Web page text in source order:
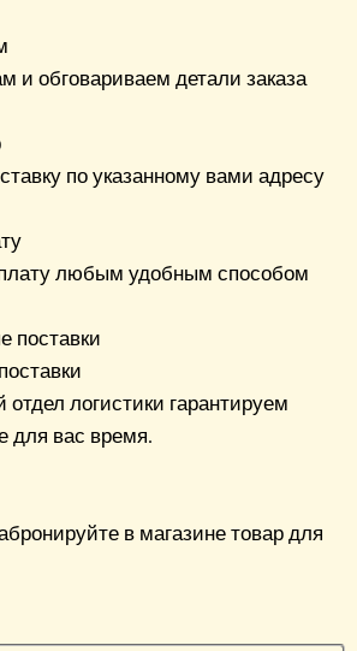
и обговариваем детали заказа
по указанному вами адресу
любым удобным способом
логистики гарантируем
для вас время.
в магазине товар для